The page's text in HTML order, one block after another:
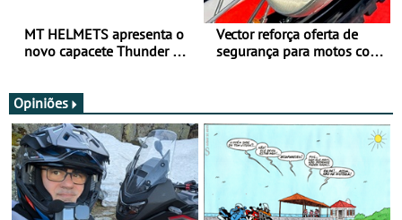
MT HELMETS apresenta o
novo capacete Thunder 4 R
Vector reforça oferta de
segurança para motos com
Opiniões